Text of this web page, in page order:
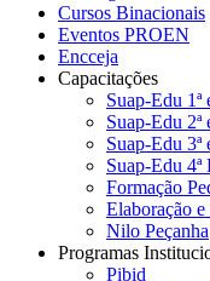
Cursos Binacionais
Eventos PROEN
Encceja
Capacitações
Suap-Edu 1ª
Suap-Edu 2ª
Suap-Edu 3ª
Suap-Edu 4ª
Formação
Elaboração
Nilo Peçanha
Programas
Pibid